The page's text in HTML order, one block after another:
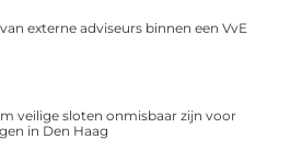
externe adviseurs binnen een VvE
veilige sloten onmisbaar zijn voor
in Den Haag